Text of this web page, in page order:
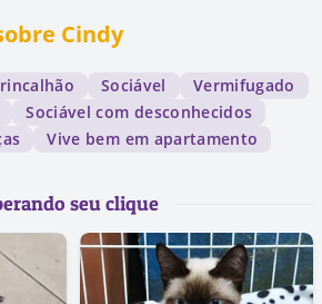
Cindy
Sociável
Vermifugado
Sociável com desconhecidos
Vive bem em apartamento
seu clique